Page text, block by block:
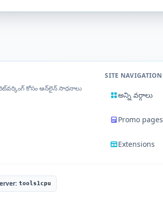
కోసం ఆన్‌లైన్ సాధనాలు
SITE NAVIGATION
అన్ని వర్గాలు
Promo pages
Extensions
tools1cpu